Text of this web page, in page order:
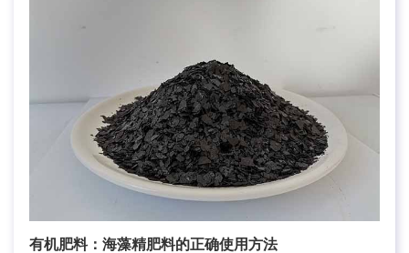
有机肥料：海藻精肥料的正确使用方法